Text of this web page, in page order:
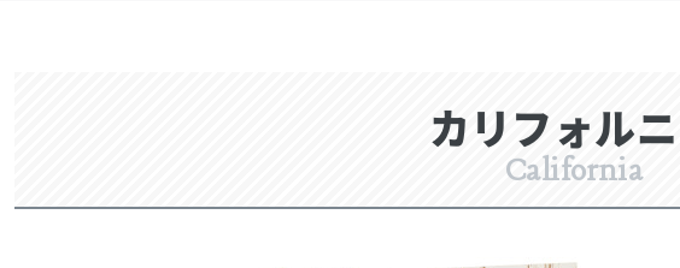
カリフォル
California